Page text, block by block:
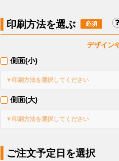
印刷方法を選ぶ
デザイン
側面(小)
▼印刷方法を選択してください
側面(大)
▼印刷方法を選択してください
ご注文予定日を選択